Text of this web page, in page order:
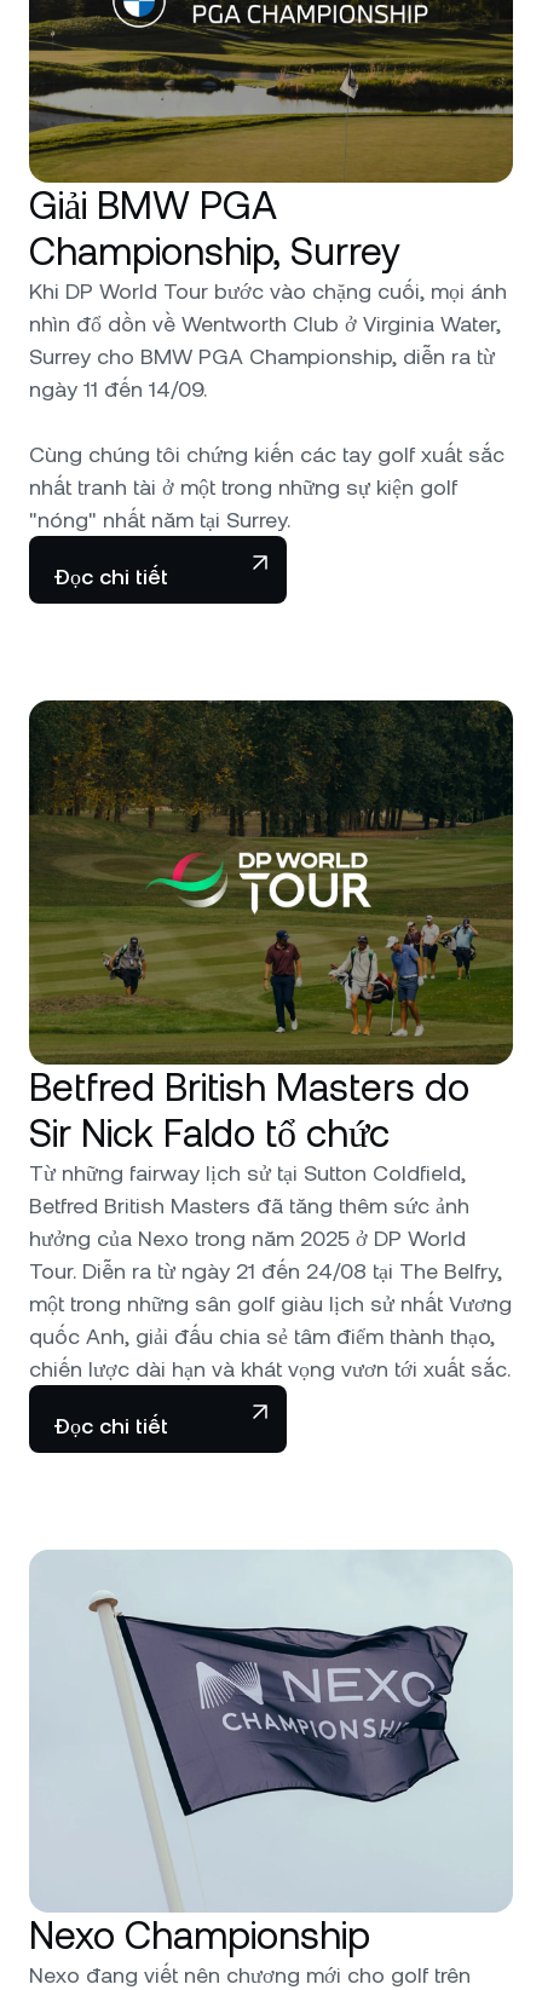
Giải BMW PGA
Championship, Surrey
Khi DP World Tour bước vào chặng cuối, mọi ánh
nhìn đổ dồn về Wentworth Club ở Virginia Water,
Surrey cho BMW PGA Championship, diễn ra từ
ngày 11 đến 14/09.
Cùng chúng tôi chứng kiến các tay golf xuất sắc
nhất tranh tài ở một trong những sự kiện golf
"nóng" nhất năm tại Surrey.
Đọc chi tiết
Betfred British Masters do
Sir Nick Faldo tổ chức
Từ những fairway lịch sử tại Sutton Coldfield,
Betfred British Masters đã tăng thêm sức ảnh
hưởng của Nexo trong năm 2025 ở DP World
Tour. Diễn ra từ ngày 21 đến 24/08 tại The Belfry,
một trong những sân golf giàu lịch sử nhất Vương
quốc Anh, giải đấu chia sẻ tâm điểm thành thạo,
chiến lược dài hạn và khát vọng vươn tới xuất sắc.
Đọc chi tiết
Nexo Championship
Nexo đang viết nên chương mới cho golf trên